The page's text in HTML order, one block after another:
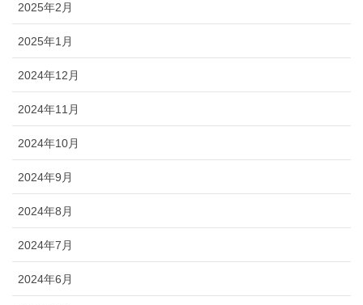
2025年2月
2025年1月
2024年12月
2024年11月
2024年10月
2024年9月
2024年8月
2024年7月
2024年6月